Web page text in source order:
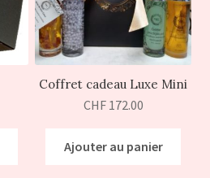
Coffret cadeau Luxe Mini
CHF172.00
Ajouter au panier